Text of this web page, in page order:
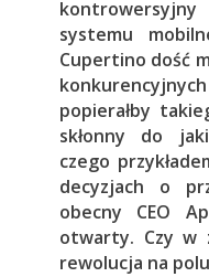
systemu
Cupertino dość
popierałby
skłonny do
czego
decyzjach o
obecny CEO
otwarty. Czy w
rewolucja na